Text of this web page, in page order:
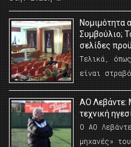
Νομιμότητα
Συμβούλιο;
σελίδες
Τελικά,
είναι
ΑΟ Λεβάντε:
τεχνική
Ο ΑΟ
μηχανές»